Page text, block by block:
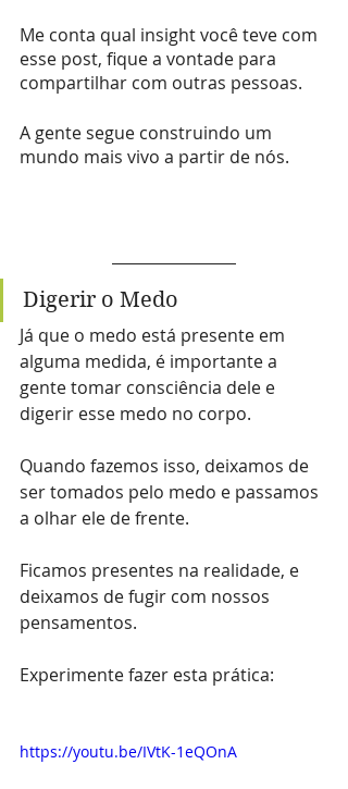
Me conta qual insight você teve com
esse post, fique a vontade para
compartilhar com outras pessoas.
A gente segue construindo um
mundo mais vivo a partir de nós.
Digerir o Medo
Já que o medo está presente em
alguma medida, é importante a
gente tomar consciência dele e
digerir esse medo no corpo.
Quando fazemos isso, deixamos de
ser tomados pelo medo e passamos
a olhar ele de frente.
Ficamos presentes na realidade, e
deixamos de fugir com nossos
pensamentos.
Experimente fazer esta prática:
https://youtu.be/IVtK-1eQOnA